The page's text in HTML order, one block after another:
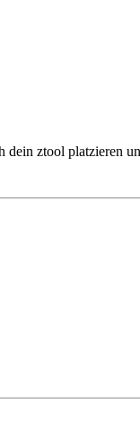
dein ztool platzieren